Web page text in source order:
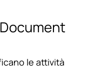
le attività